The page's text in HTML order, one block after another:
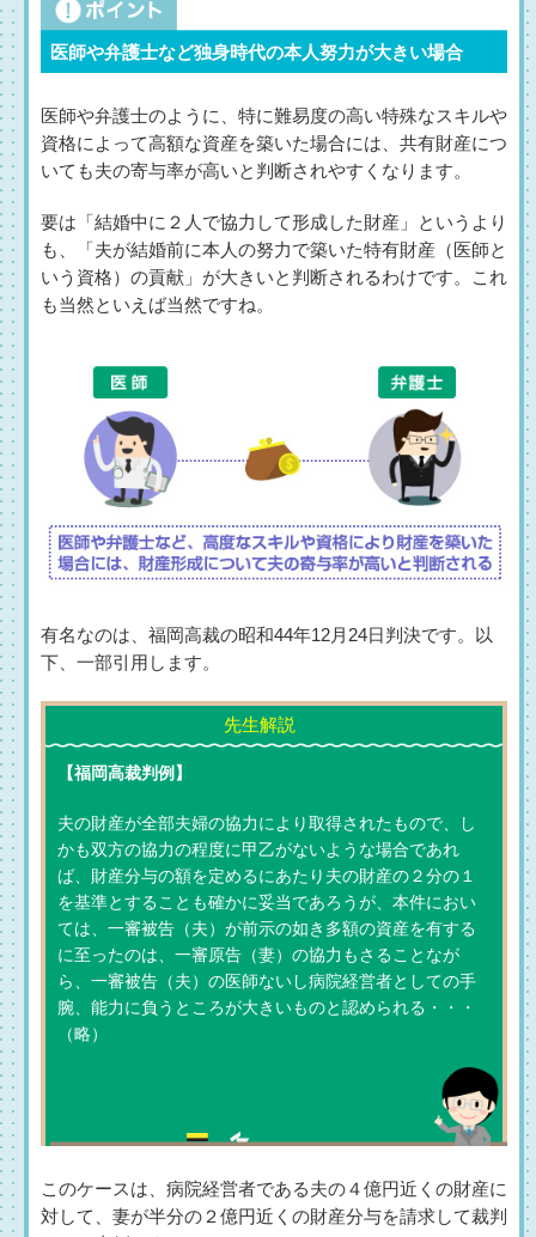
医師や弁護士など独身時代の本人努力が大きい場合
医師や弁護士のように、特に難易度の高い特殊なスキルや
資格によって高額な資産を築いた場合には、共有財産につ
いても夫の寄与率が高いと判断されやすくなります。
要は「結婚中に２人で協力して形成した財産」というより
も、「夫が結婚前に本人の努力で築いた特有財産（医師と
いう資格）の貢献」が大きいと判断されるわけです。これ
も当然といえば当然ですね。
有名なのは、福岡高裁の昭和44年12月24日判決です。以
下、一部引用します。
【福岡高裁判例】
夫の財産が全部夫婦の協力により取得されたもので、し
かも双方の協力の程度に甲乙がないような場合であれ
ば、財産分与の額を定めるにあたり夫の財産の２分の１
を基準とすることも確かに妥当であろうが、本件におい
ては、一審被告（夫）が前示の如き多額の資産を有する
に至ったのは、一審原告（妻）の協力もさることなが
ら、一審被告（夫）の医師ないし病院経営者としての手
腕、能力に負うところが大きいものと認められる・・・
（略）
このケースは、病院経営者である夫の４億円近くの財産に
対して、妻が半分の２億円近くの財産分与を請求して裁判